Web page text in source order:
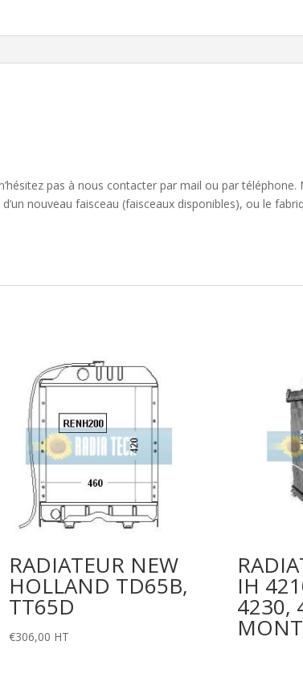
pas à nous contacter par mail ou par téléphone.
nouveau faisceau (faisceaux disponibles), ou le
RADIATEUR NEW
HOLLAND TD65B,
TT65D
€306,00 HT
IH
4230,